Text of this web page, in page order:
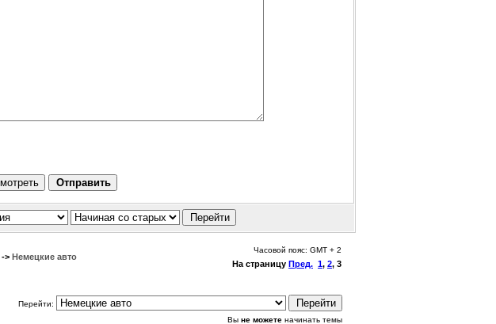
-> Немецкие авто
Часовой пояс: GMT + 2
На страницу Пред. 1, 2, 3
Перейти:
Вы не можете начинать темы